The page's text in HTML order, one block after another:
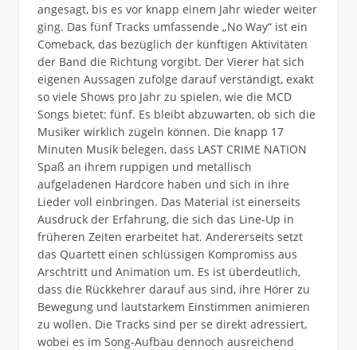
angesagt, bis es vor knapp einem Jahr wieder weiter
ging. Das fünf Tracks umfassende „No Way“ ist ein
Comeback, das bezüglich der künftigen Aktivitäten
der Band die Richtung vorgibt. Der Vierer hat sich
eigenen Aussagen zufolge darauf verständigt, exakt
so viele Shows pro Jahr zu spielen, wie die MCD
Songs bietet: fünf. Es bleibt abzuwarten, ob sich die
Musiker wirklich zügeln können. Die knapp 17
Minuten Musik belegen, dass LAST CRIME NATION
Spaß an ihrem ruppigen und metallisch
aufgeladenen Hardcore haben und sich in ihre
Lieder voll einbringen. Das Material ist einerseits
Ausdruck der Erfahrung, die sich das Line-Up in
früheren Zeiten erarbeitet hat. Andererseits setzt
das Quartett einen schlüssigen Kompromiss aus
Arschtritt und Animation um. Es ist überdeutlich,
dass die Rückkehrer darauf aus sind, ihre Hörer zu
Bewegung und lautstarkem Einstimmen animieren
zu wollen. Die Tracks sind per se direkt adressiert,
wobei es im Song-Aufbau dennoch ausreichend